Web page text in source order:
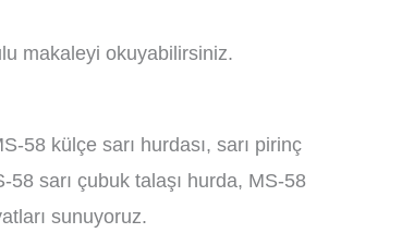
makaleyi okuyabilirsiniz.
58 külçe sarı hurdası, sarı pirinç
58 sarı çubuk talaşı hurda, MS-58
sunuyoruz.